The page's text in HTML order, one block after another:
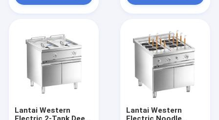
Lantai Western
Lantai Western